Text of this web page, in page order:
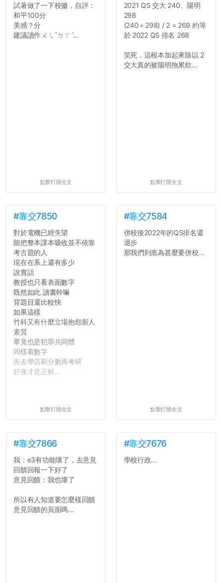
試著做了一下校徽，自評：
和平100分
美感？分
建議讀作ㄨㄟˇㄉㄚˋ...
點擊打開全文
2021 QS 交大 240、陽明
298
(240＋298) / 2 = 269 約等
於 2022 QS 排名 268
笑死，這根本加起來除以 2
交大真的被陽明拖累欸...
點擊打開全文
#靠交7850
對於電機已經失望
能把整本課本吸收並不依靠
考古題的人
現在在系上還有多少
說實話
教授也只看表面數字
既然如此 讀書幹嘛
背題目還比較快
如果這樣
竹科又有什麼立場抱怨新人
素質
畢竟也是犯罪共同體
同樣看數字
先去學店刷分數再考研
好像才是正解...
點擊打開全文
#靠交7584
併校後2022年的QS排名還
退步
那我們到底為甚麼要併校...
點擊打開全文
#靠交7866
我：e3有功能壞了，去意見
回饋回報一下好了
意見回饋：我也壞了
所以有人知道要怎麼樣回饋
意見回饋的頁面嗎...
#靠交7676
學校行政...